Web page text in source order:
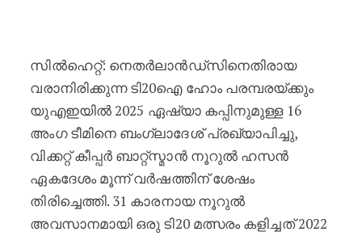
സിൽഹെറ്റ്: നെതർലാൻഡ്‌സിനെതിരായ
വരാനിരിക്കുന്ന ടി20ഐ ഹോം പരമ്പരയ്ക്കും
യുഎഇയിൽ 2025 ഏഷ്യാ കപ്പിനുമുള്ള 16
അംഗ ടീമിനെ ബംഗ്ലാദേശ് പ്രഖ്യാപിച്ചു,
വിക്കറ്റ് കീപ്പർ ബാറ്റ്‌സ്മാൻ നൂറുൽ ഹസൻ
ഏകദേശം മൂന്ന് വർഷത്തിന് ശേഷം
തിരിച്ചെത്തി. 31 കാരനായ നൂറുൽ
അവസാനമായി ഒരു ടി20 മത്സരം കളിച്ചത് 2022